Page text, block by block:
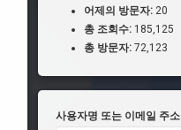
어제의 방문자: 20
총 조회수: 185,125
총 방문자: 72,123
사용자명 또는 이메일 주소